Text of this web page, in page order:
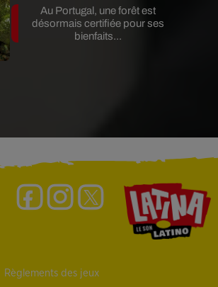
Au Portugal, une forêt est
désormais certifiée pour ses
bienfaits...
Règlements des jeux